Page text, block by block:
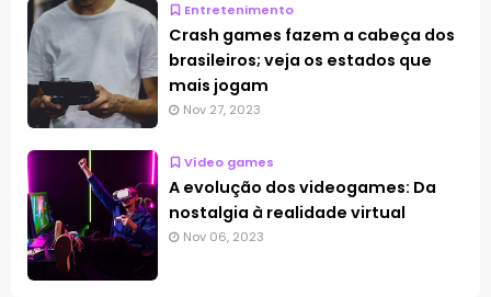
Entretenimento
Crash games fazem a cabeça dos
brasileiros; veja os estados que
mais jogam
Nov 27, 2023
Vídeo games
A evolução dos videogames: Da
nostalgia à realidade virtual
Nov 06, 2023